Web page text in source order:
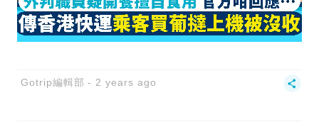
Gotrip編輯部 2 years ago